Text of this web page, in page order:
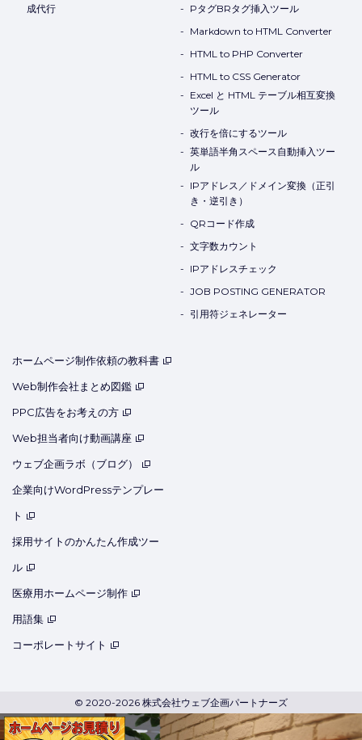
成代行
PタグBRタグ挿入ツール
Markdown to HTML Converter
HTML to PHP Converter
HTML to CSS Generator
Excel と HTML テーブル相互変換
ツール
改行を倍にするツール
英単語半角スペース自動挿入ツー
ル
IPアドレス／ドメイン変換（正引
き・逆引き）
QRコード作成
文字数カウント
IPアドレスチェック
JOB POSTING GENERATOR
引用符ジェネレーター
ホームページ制作依頼の教科書
Web制作会社まとめ図鑑
PPC広告をお考えの方
Web担当者向け動画講座
ウェブ企画ラボ（ブログ）
企業向けWordPressテンプレー
ト
採用サイトのかんたん作成ツー
ル
医療用ホームページ制作
用語集
コーポレートサイト
© 2020-2026 株式会社ウェブ企画パートナーズ